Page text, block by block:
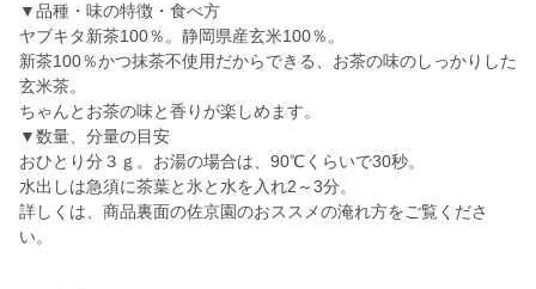
▼品種・味の特徴・食べ方
ヤブキタ新茶100％。静岡県産玄米100％。
新茶100％かつ抹茶不使用だからできる、お茶の味のしっかりした
玄米茶。
ちゃんとお茶の味と香りが楽しめます。
▼数量、分量の目安
おひとり分３ｇ。お湯の場合は、90℃くらいで30秒。
水出しは急須に茶葉と氷と水を入れ2～3分。
詳しくは、商品裏面の佐京園のおススメの淹れ方をご覧くださ
い。